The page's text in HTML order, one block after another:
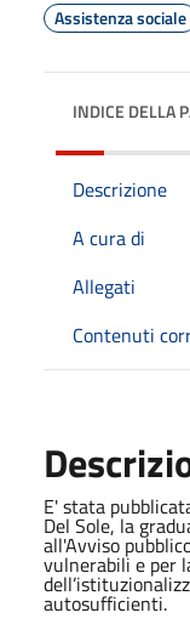
Assistenza sociale
INDICE DELLA
Descrizione
A cura di
Allegati
Contenuti
E' stata
Del Sole, la
all'Avviso
vulnerabili e per
autosufficienti.